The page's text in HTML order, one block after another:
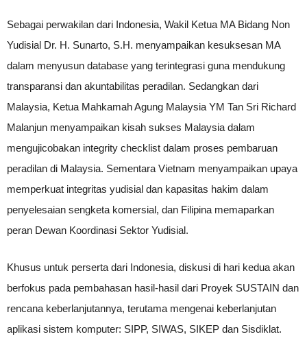
Sebagai perwakilan dari Indonesia, Wakil Ketua MA Bidang Non
Yudisial Dr. H. Sunarto, S.H. menyampaikan kesuksesan MA
dalam menyusun database yang terintegrasi guna mendukung
transparansi dan akuntabilitas peradilan. Sedangkan dari
Malaysia, Ketua Mahkamah Agung Malaysia YM Tan Sri Richard
Malanjun menyampaikan kisah sukses Malaysia dalam
mengujicobakan integrity checklist dalam proses pembaruan
peradilan di Malaysia. Sementara Vietnam menyampaikan upaya
memperkuat integritas yudisial dan kapasitas hakim dalam
penyelesaian sengketa komersial, dan Filipina memaparkan
peran Dewan Koordinasi Sektor Yudisial.
Khusus untuk perserta dari Indonesia, diskusi di hari kedua akan
berfokus pada pembahasan hasil-hasil dari Proyek SUSTAIN dan
rencana keberlanjutannya, terutama mengenai keberlanjutan
aplikasi sistem komputer: SIPP, SIWAS, SIKEP dan Sisdiklat.